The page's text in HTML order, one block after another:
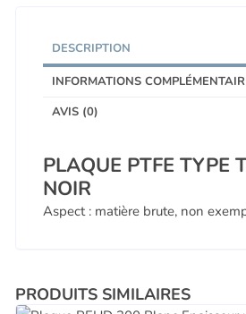
DESCRIPTION
INFORMATIONS
AVIS (0)
PLAQUE PTFE TYPE
NOIR
Aspect : matière brute, non
PRODUITS SIMILAIRES